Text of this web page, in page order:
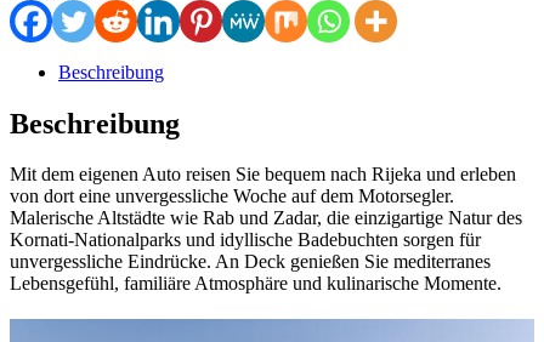
Beschreibung
Beschreibung
Mit dem eigenen Auto reisen Sie bequem nach Rijeka und erleben
von dort eine unvergessliche Woche auf dem Motorsegler.
Malerische Altstädte wie Rab und Zadar, die einzigartige Natur des
Kornati-Nationalparks und idyllische Badebuchten sorgen für
unvergessliche Eindrücke. An Deck genießen Sie mediterranes
Lebensgefühl, familiäre Atmosphäre und kulinarische Momente.